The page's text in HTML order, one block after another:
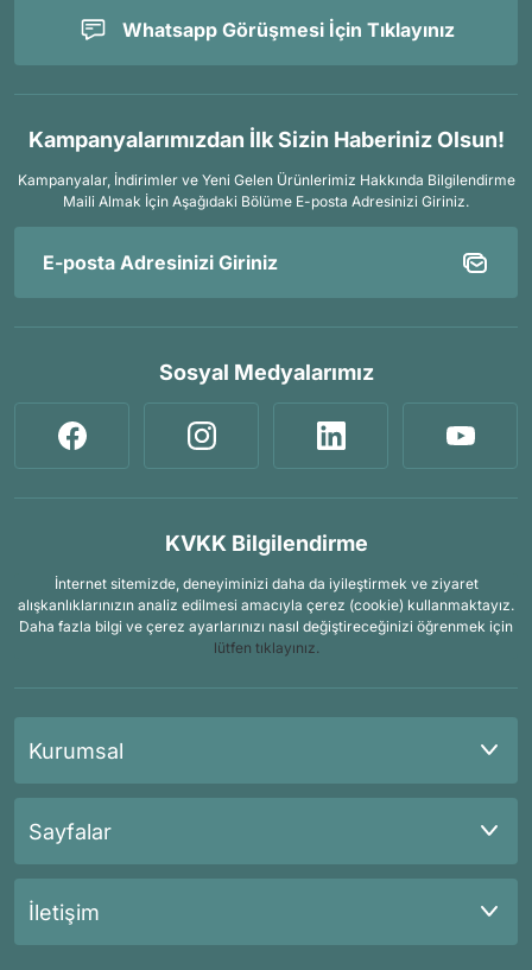
Whatsapp Görüşmesi İçin Tıklayınız
Kampanyalarımızdan İlk Sizin Haberiniz Olsun!
Kampanyalar, İndirimler ve Yeni Gelen Ürünlerimiz Hakkında Bilgilendirme
Maili Almak İçin Aşağıdaki Bölüme E-posta Adresinizi Giriniz.
Sosyal Medyalarımız
KVKK Bilgilendirme
İnternet sitemizde, deneyiminizi daha da iyileştirmek ve ziyaret
alışkanlıklarınızın analiz edilmesi amacıyla çerez (cookie) kullanmaktayız.
Daha fazla bilgi ve çerez ayarlarınızı nasıl değiştireceğinizi öğrenmek için
lütfen tıklayınız.
Kurumsal
Sayfalar
İletişim